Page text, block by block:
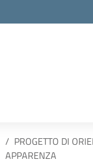
PROGETTO DI
APPARENZA